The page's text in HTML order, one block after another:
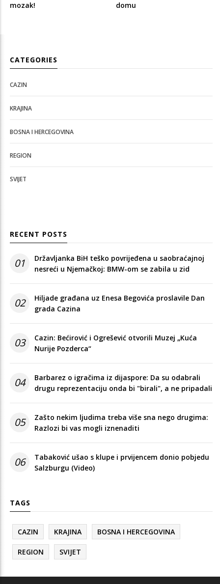
mozak!
domu
CATEGORIES
CAZIN
KRAJINA
BOSNA I HERCEGOVINA
REGION
SVIJET
RECENT POSTS
01
Državljanka BiH teško povrijeđena u saobraćajnoj
nesreći u Njemačkoj: BMW-om se zabila u zid
02
Hiljade građana uz Enesa Begovića proslavile Dan
grada Cazina
03
Cazin: Bećirović i Ogrešević otvorili Muzej „Kuća
Nurije Pozderca“
04
Barbarez o igračima iz dijaspore: Da su odabrali
drugu reprezentaciju onda bi "birali", a ne pripadali
05
Zašto nekim ljudima treba više sna nego drugima:
Razlozi bi vas mogli iznenaditi
06
Tabaković ušao s klupe i prvijencem donio pobjedu
Salzburgu (Video)
TAGS
CAZIN KRAJINA BOSNA I HERCEGOVINA
REGION SVIJET